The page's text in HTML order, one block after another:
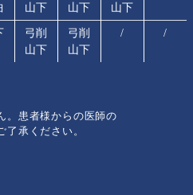
山下
山下
山下
弓削
山下
弓削
山下
/ /
。患者様からの医師の
承ください。